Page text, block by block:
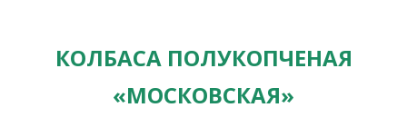
КОЛБАСА ПОЛУКОПЧЕНАЯ
«МОСКОВСКАЯ»